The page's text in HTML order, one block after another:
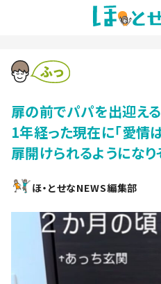
扉の前でパパを出迎え
1年経った現在に「愛情
扉開けられるようになり
ほ・とせなNEWS編集部